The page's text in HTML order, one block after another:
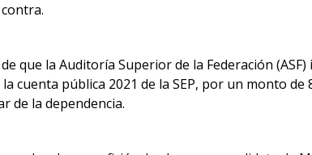
que la Auditoría Superior de la Federación
cuenta pública 2021 de la SEP, por un monto de
de la dependencia.